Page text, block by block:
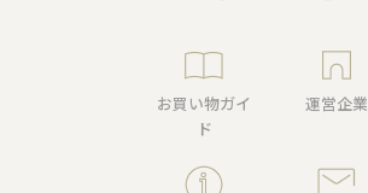
お買い物ガイ
ド
運営企業